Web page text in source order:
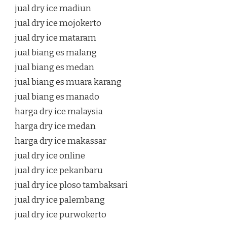
jual dry ice madiun
jual dry ice mojokerto
jual dry ice mataram
jual biang es malang
jual biang es medan
jual biang es muara karang
jual biang es manado
harga dry ice malaysia
harga dry ice medan
harga dry ice makassar
jual dry ice online
jual dry ice pekanbaru
jual dry ice ploso tambaksari
jual dry ice palembang
jual dry ice purwokerto